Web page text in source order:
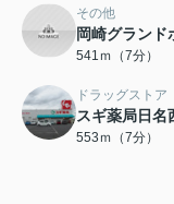
その他
岡崎グランド
541ｍ（7分）
ドラッグストア
スギ薬局日名
553ｍ（7分）